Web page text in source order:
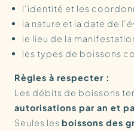
l’identité et les
la nature et la date de
le lieu de la
les types de boissons
Règles à respecter :
Les débits de boissons
autorisations par an et
Seules les boissons des